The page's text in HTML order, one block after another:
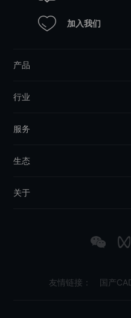
加入我们
产品
行业
服务
生态
关于
友情链接： 国产